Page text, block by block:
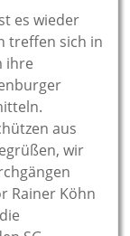
es wieder
treffen sich in
ihre
aus
wir
Rainer Köhn